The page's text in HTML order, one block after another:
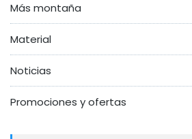
Más montaña
Material
Noticias
Promociones y ofertas